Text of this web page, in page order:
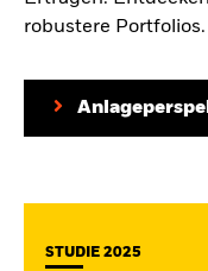
robustere Portfolios.
STUDIE 2025